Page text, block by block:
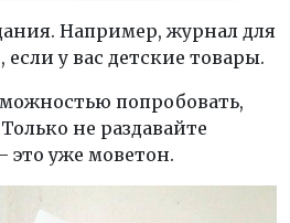
Например, журнал для
у вас детские товары.
попробовать,
не раздавайте
это уже моветон.